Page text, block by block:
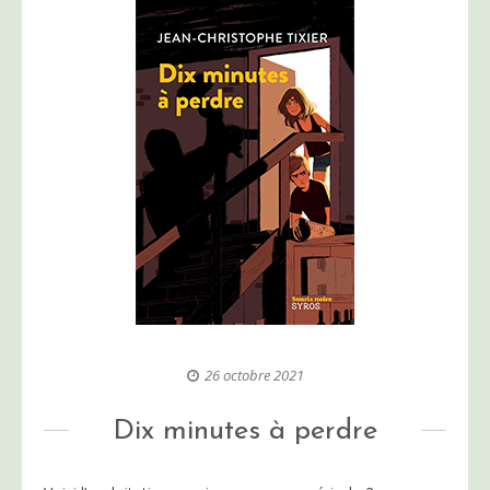
26 octobre 2021
Dix minutes à perdre